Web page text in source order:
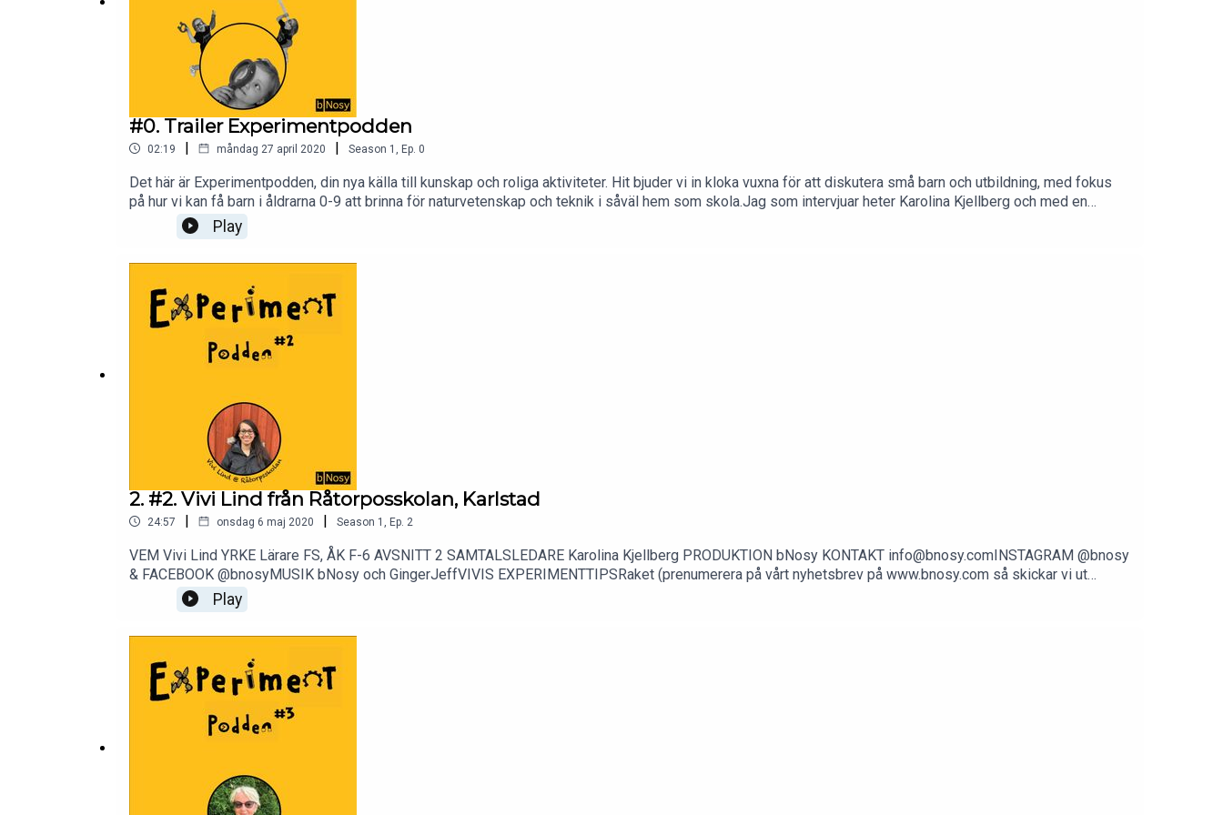
Tom Tits Frågelåda
av U Fresk m.fl (bok)
Naturvetenskapens bärande idéer för förskolelärare
Pedagogisk miljö i tanke och handling
Rastaktivisterna, rasten som aldrig tar slut (facebookgrupp)
Stockholms universitet(websida)
Förskolan(tidning)
Tidningen Grundskolan(tidning)
#0. Trailer Experimentpodden
02:19 | måndag 27 april 2020 | Season 1 Ep. 0
Det här är Experimentpodden, din nya källa till kunskap och roliga aktiviteter. Hit bjuder vi in kloka vuxna för att diskutera små barn och utbildning, med fokus
på hur vi kan få barn i åldrarna 0-9 att brinna för naturvetenskap och teknik i såväl hem som skola.Jag som intervjuar heter Karolina Kjellberg och med en
bakgrund som forskare och utbildare har jag letat reda på spännande personer att intervjua från bland annat musei-, hem- och skolvärlden.Vill du få detaljer
kring experiment så gå in på bnosy.com b n o s y och prenumerera på vårt nyhetsbrev. Eller maila oss på info@bnosy.comTack för att du lyssnar!Music by
Play
2. #2. Vivi Lind från Råtorposskolan, Karlstad
24:57 | onsdag 6 maj 2020 | Season 1 Ep. 2
VEM Vivi Lind YRKE Lärare FS, ÅK F-6 AVSNITT 2 SAMTALSLEDARE Karolina Kjellberg PRODUKTION bNosy KONTAKT info@bnosy.comINSTAGRAM @bnosy
& FACEBOOK @bnosyMUSIK bNosy och GingerJeffVIVIS EXPERIMENTTIPSRaket (prenumerera på vårt nyhetsbrev på www.bnosy.com så skickar vi ut
experimentdetaljer)VIVIS ÖVRIGA TIPSExperimentas_experiment (Vivis Instagram)Naturvetenskap och Teknik för Alla https://ntaskolutveckling.nu/
(prenumeration på experimentlådor)Utbildningsradion https://urplay.se/ (tv)
Play